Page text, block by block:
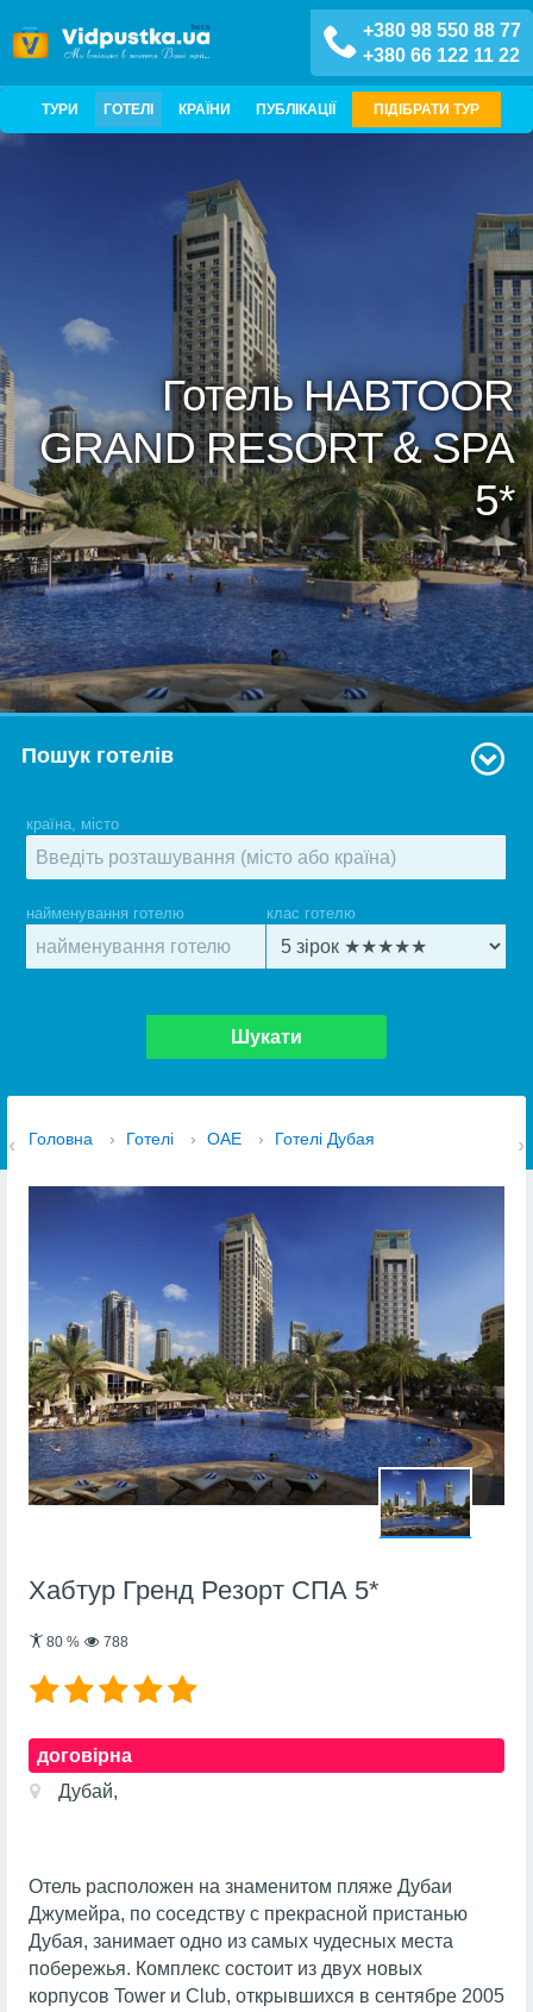
+380 98 550 88 77
+380 66 122 11 22
ТУРИ ГОТЕЛІ КРАЇНИ ПУБЛІКАЦІЇ ПІДІБРАТИ ТУР
Готель HABTOOR
GRAND RESORT & SPA
5*
Пошук готелів
країна, місто
найменування готелю клас готелю
Шукати
Головна › Готелі › ОАЕ › Готелі Дубая
Хабтур Гренд Резорт СПА 5*
80% 788
договірна
Дубай,
Отель расположен на знаменитом пляже Дубаи
Джумейра, по соседству с прекрасной пристанью
Дубая, занимает одно из самых чудесных места
побережья. Комплекс состоит из двух новых
корпусов Tower и Club, открывшихся в сентябре 2005